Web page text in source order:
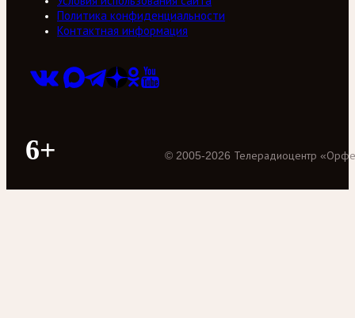
Политика конфиденциальности
Контактная информация
6+ © 2005-2026 Телерадиоцентр